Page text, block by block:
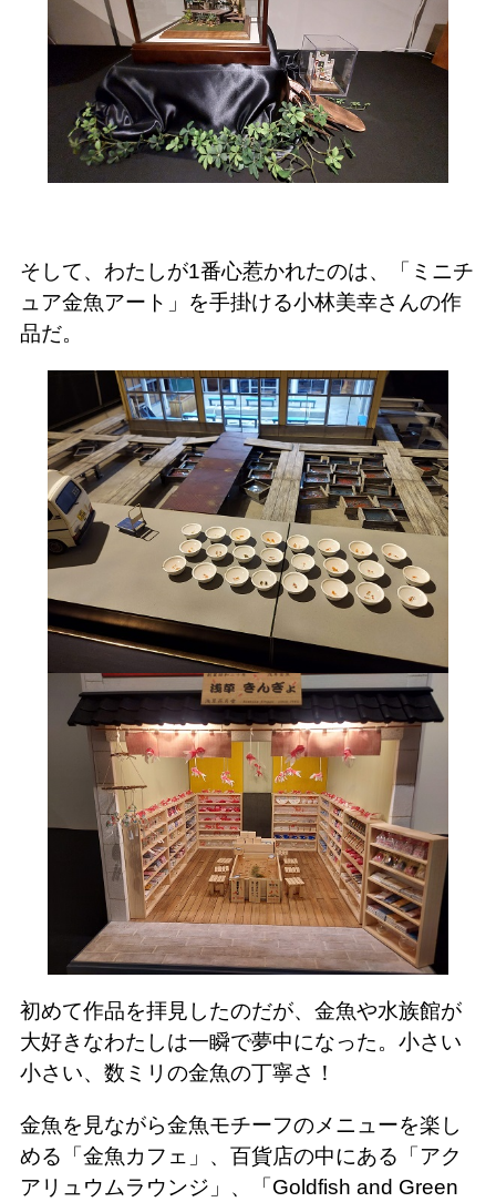
そして、わたしが1番心惹かれたのは、「ミニチ
ュア金魚アート」を手掛ける小林美幸さんの作
品だ。
初めて作品を拝見したのだが、金魚や水族館が
大好きなわたしは一瞬で夢中になった。小さい
小さい、数ミリの金魚の丁寧さ！
金魚を見ながら金魚モチーフのメニューを楽し
める「金魚カフェ」、百貨店の中にある「アク
アリュウムラウンジ」、「Goldfish and Green